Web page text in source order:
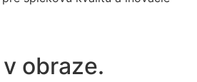
obraze.